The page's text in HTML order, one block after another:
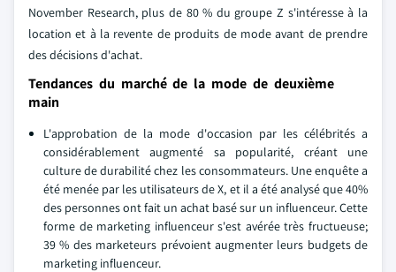
November Research, plus de 80 % du groupe Z s'intéresse à la
location et à la revente de produits de mode avant de prendre
des décisions d'achat.
Tendances du marché de la mode de deuxième
main
L'approbation de la mode d'occasion par les célébrités a
considérablement augmenté sa popularité, créant une
culture de durabilité chez les consommateurs. Une enquête a
été menée par les utilisateurs de X, et il a été analysé que 40%
des personnes ont fait un achat basé sur un influenceur. Cette
forme de marketing influenceur s'est avérée très fructueuse;
39 % des marketeurs prévoient augmenter leurs budgets de
marketing influenceur.